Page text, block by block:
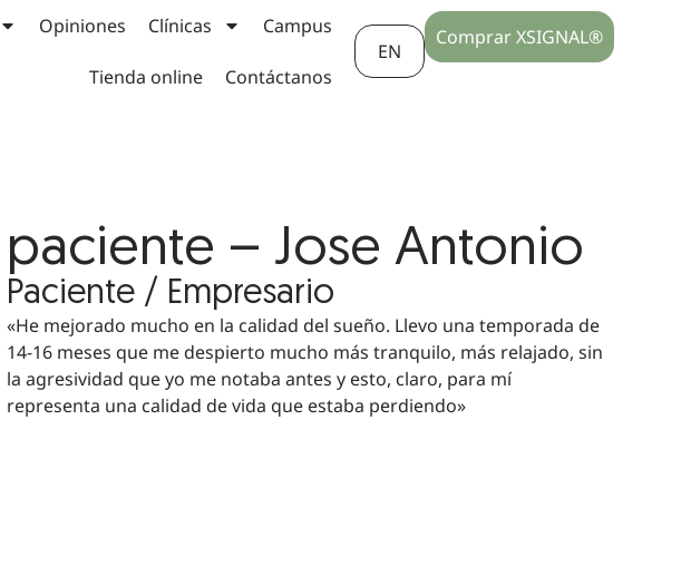
Opiniones Clínicas Campus
Tienda online Contáctanos
EN
Comprar XSIGNAL®
paciente – Jose Antonio
Paciente / Empresario
«He mejorado mucho en la calidad del sueño. Llevo una temporada de
14-16 meses que me despierto mucho más tranquilo, más relajado, sin
la agresividad que yo me notaba antes y esto, claro, para mí
representa una calidad de vida que estaba perdiendo»